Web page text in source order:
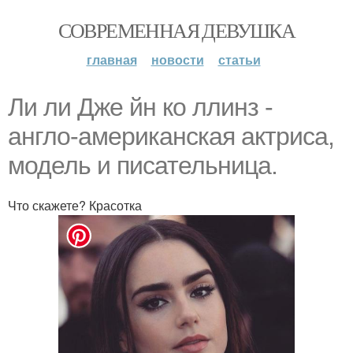
СОВРЕМЕННАЯ ДЕВУШКА
главная новости статьи
Ли ли Дже йн ко ллинз -
англо-американская актриса,
модель и писательница.
Что скажете? Красотка